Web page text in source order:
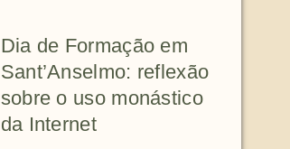
Dia de Formação em
Sant’Anselmo: reflexão
sobre o uso monástico
da Internet